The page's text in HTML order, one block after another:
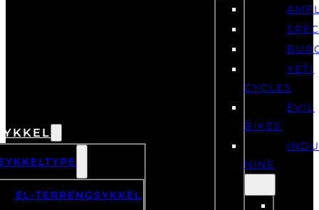
EL-TERRENGSYKKEL
YETI
CYCLES
EVIL
BIKES
NINE